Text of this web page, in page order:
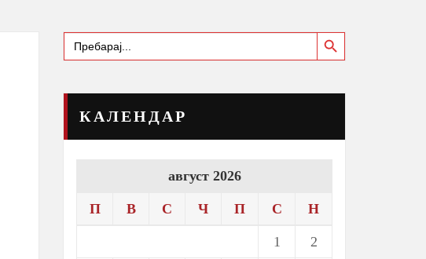
Search
for:
Search Button
КАЛЕНДАР
август 2026
П В С Ч П С Н
1 2